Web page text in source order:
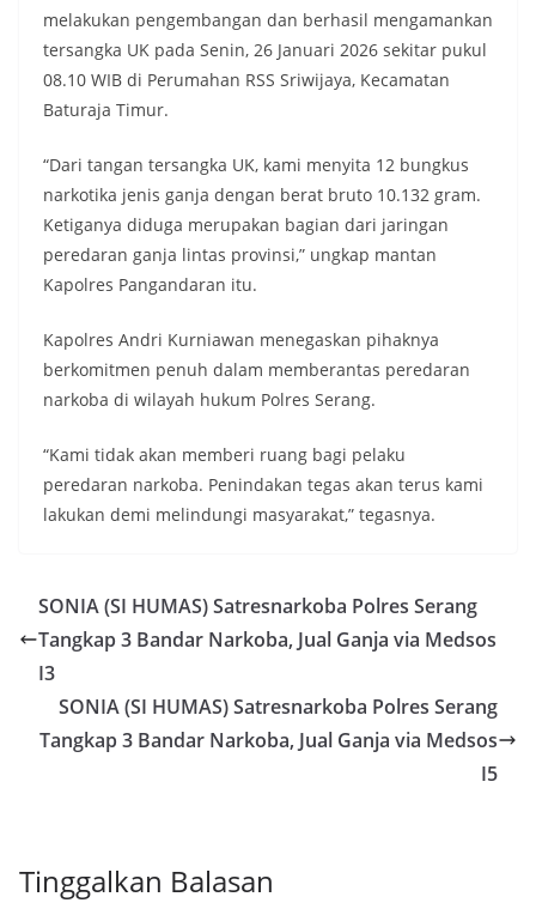
melakukan pengembangan dan berhasil mengamankan
tersangka UK pada Senin, 26 Januari 2026 sekitar pukul
08.10 WIB di Perumahan RSS Sriwijaya, Kecamatan
Baturaja Timur.
“Dari tangan tersangka UK, kami menyita 12 bungkus
narkotika jenis ganja dengan berat bruto 10.132 gram.
Ketiganya diduga merupakan bagian dari jaringan
peredaran ganja lintas provinsi,” ungkap mantan
Kapolres Pangandaran itu.
Kapolres Andri Kurniawan menegaskan pihaknya
berkomitmen penuh dalam memberantas peredaran
narkoba di wilayah hukum Polres Serang.
“Kami tidak akan memberi ruang bagi pelaku
peredaran narkoba. Penindakan tegas akan terus kami
lakukan demi melindungi masyarakat,” tegasnya.
SONIA (SI HUMAS) Satresnarkoba Polres Serang
Tangkap 3 Bandar Narkoba, Jual Ganja via Medsos
I3
SONIA (SI HUMAS) Satresnarkoba Polres Serang
Tangkap 3 Bandar Narkoba, Jual Ganja via Medsos
I5
Tinggalkan Balasan